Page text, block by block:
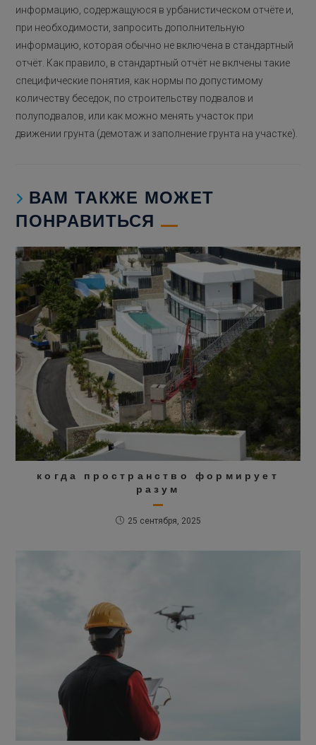
информацию, содержащуюся в урбанистическом отчёте и,
при необходимости, запросить дополнительную
информацию, которая обычно не включена в стандартный
отчёт. Как правило, в стандартный отчёт не вклчены такие
специфические понятия, как нормы по допустимому
количеству беседок, по строительству подвалов и
полуподвалов, или как можно менять участок при
движении грунта (демотаж и заполнение грунта на участке).
ВАМ ТАКЖЕ МОЖЕТ
ПОНРАВИТЬСЯ
когда пространство формирует
разум
25 сентября, 2025